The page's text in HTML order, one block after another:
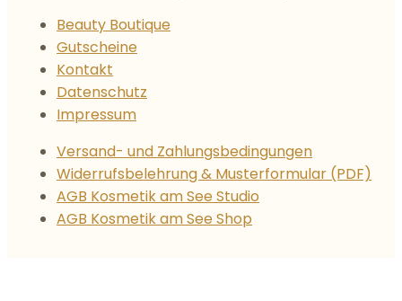
Beauty Boutique
Gutscheine
Kontakt
Datenschutz
Impressum
Versand- und Zahlungsbedingungen
Widerrufsbelehrung & Musterformular (PDF)
AGB Kosmetik am See Studio
AGB Kosmetik am See Shop